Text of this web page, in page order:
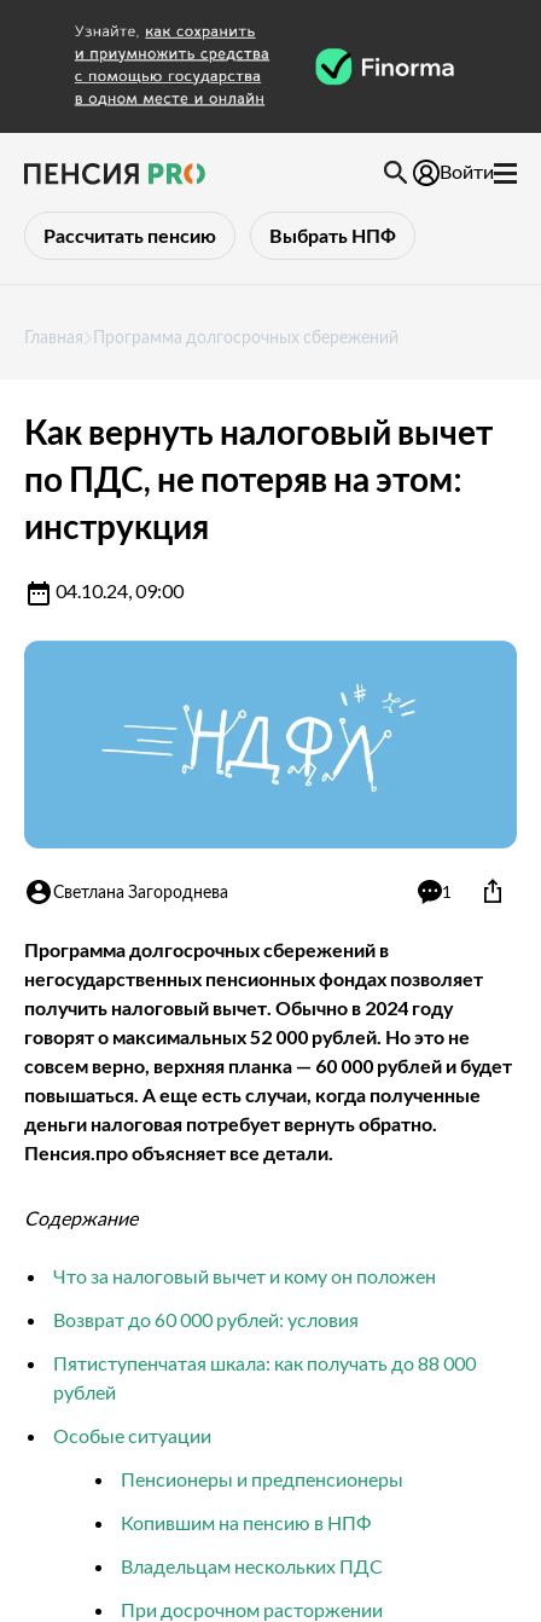
Рассчитать пенсию Выбрать НПФ
Войти
Главная Программа долгосрочных сбережений
Как вернуть налоговый вычет
по ПДС, не потеряв на этом:
инструкция
04.10.24, 09:00
Светлана Загороднева 1
Программа долгосрочных сбережений в
негосударственных пенсионных фондах позволяет
получить налоговый вычет. Обычно в 2024 году
говорят о максимальных 52 000 рублей. Но это не
совсем верно, верхняя планка — 60 000 рублей и будет
повышаться. А еще есть случаи, когда полученные
деньги налоговая потребует вернуть обратно.
Пенсия.про объясняет все детали.
Содержание
Что за налоговый вычет и кому он положен
Возврат до 60 000 рублей: условия
Пятиступенчатая шкала: как получать до 88 000
рублей
Особые ситуации
Пенсионеры и предпенсионеры
Копившим на пенсию в НПФ
Владельцам нескольких ПДС
При досрочном расторжении